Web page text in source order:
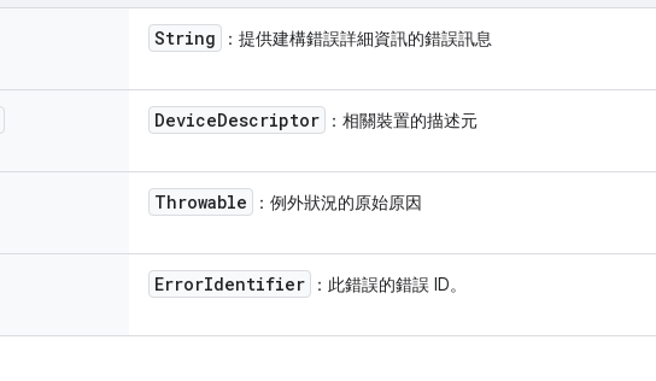
String ：提供建構錯誤詳細資訊的錯誤訊息
DeviceDescriptor ：相關裝置的描述元
Throwable ：例外狀況的原始原因
ErrorIdentifier ：此錯誤的錯誤 ID。